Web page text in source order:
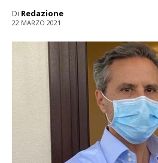
Di Redazione
22 MARZO 2021